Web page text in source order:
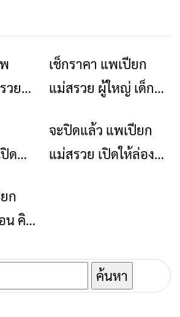
ท่องเที่ยว
วย
ท่องเที่ยว
เช็กราคา แพเปียก
แม่สรวย ผู้ใหญ่ เด็ก
ด
ข่าวเชียงราย
จะปิดแล้ว แพเปียก
แม่สรวย เปิดให้ล่อง
ชียงราย
ก
น คิว